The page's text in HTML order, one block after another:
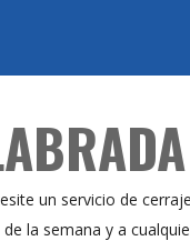
un servicio de
la semana y a